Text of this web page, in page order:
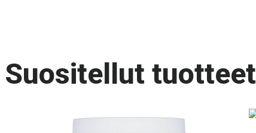
Suositellut tuotteet